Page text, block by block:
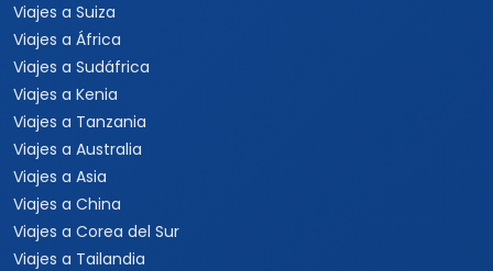
Viajes a Suiza
Viajes a África
Viajes a Sudáfrica
Viajes a Kenia
Viajes a Tanzania
Viajes a Australia
Viajes a Asia
Viajes a China
Viajes a Corea del Sur
Viajes a Tailandia